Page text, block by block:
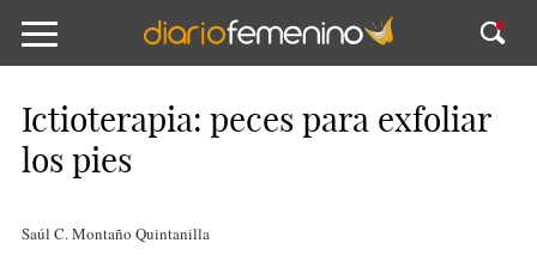
Ictioterapia: peces para exfoliar
los pies
Saúl C. Montaño Quintanilla